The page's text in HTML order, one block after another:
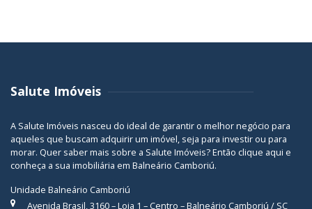
Salute Imóveis
A Salute Imóveis nasceu do ideal de garantir o melhor negócio para
aqueles que buscam adquirir um imóvel, seja para investir ou para
morar. Quer saber mais sobre a Salute Imóveis? Então clique aqui e
conheça a sua imobiliária em Balneário Camboriú.
Unidade Balneário Camboriú
Avenida Brasil, 3160 – Loja 1 – Centro – Balneário Camboriú / SC